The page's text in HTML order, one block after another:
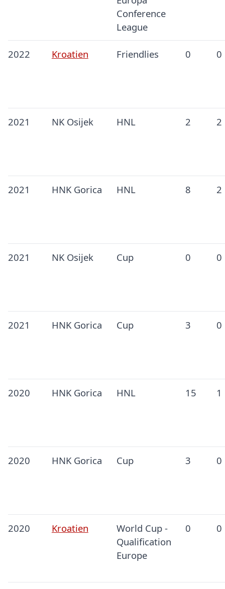
Conference
League
2022 Kroatien Friendlies 0 0
2021 NK Osijek HNL 2 2
2021 HNK Gorica HNL 8 2
2021 NK Osijek Cup 0 0
2021 HNK Gorica Cup 3 0
2020 HNK Gorica HNL 15 1
2020 HNK Gorica Cup 3 0
2020 Kroatien
World Cup -
Qualification
Europe
0 0